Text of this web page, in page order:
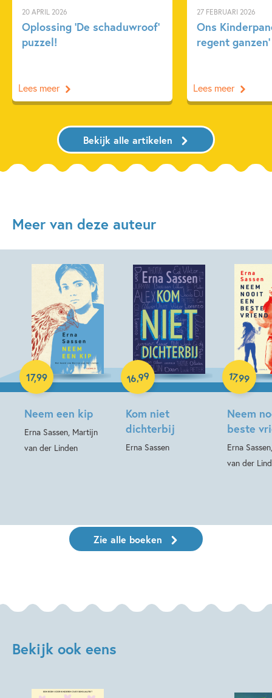
20 APRIL 2026
Oplossing ‘De schaduwroof’
puzzel!
Lees meer
27 FEBRUARI 2026
Ons
regent ganzen’
Lees meer
Bekijk alle artikelen
Meer van deze auteur
Neem een kip
Erna Sassen, Martijn
van der Linden
17,99
Paperback
Kom niet
dichterbij
Erna Sassen
16,99
Paperback
Neem
beste
Erna
van der
17,99
Paperback
Zie alle boeken
Bekijk ook eens